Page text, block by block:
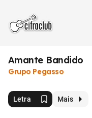
Amante Bandido
Grupo Pegasso
Letra Mais